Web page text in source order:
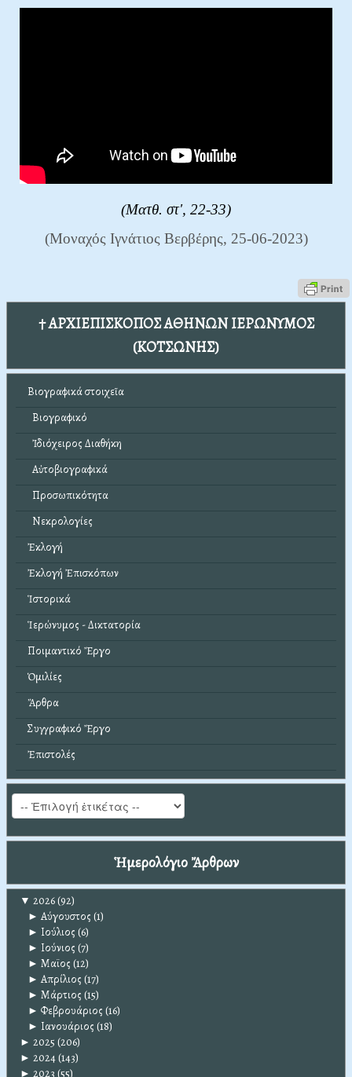
(Ματθ. στ', 22-33)
(Μοναχός Ιγνάτιος Βερβέρης, 25-06-2023)
† ΑΡΧΙΕΠΙΣΚΟΠΟΣ ΑΘΗΝΩΝ ΙΕΡΩΝΥΜΟΣ
(ΚΟΤΣΩΝΗΣ)
Βιογραφικά στοιχεῖα
Βιογραφικό
Ἰδιόχειρος Διαθήκη
Αὐτοβιογραφικά
Προσωπικότητα
Νεκρολογίες
Ἐκλογή
Ἐκλογή Ἐπισκόπων
Ἱστορικά
Ἱερώνυμος - Δικτατορία
Ποιμαντικό Ἔργο
Ὁμιλίες
Ἄρθρα
Συγγραφικό Ἔργο
Ἐπιστολές
Ἡμερολόγιο Ἄρθρων
▼ 2026(92)
► Αύγουστος (1)
► Ιούλιος (6)
► Ιούνιος (7)
► Μαϊος (12)
► Απρίλιος (17)
► Μάρτιος (15)
► Φεβρουάριος (16)
► Ιανουάριος (18)
► 2025 (206)
► 2024(143)
► 2023 (55)